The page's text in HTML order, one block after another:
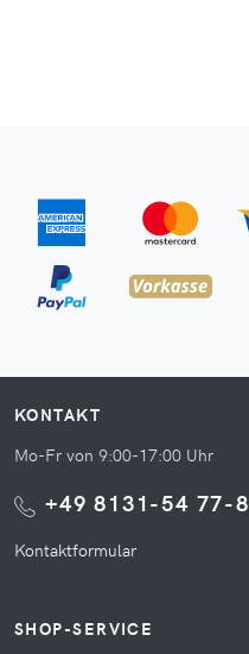
KONTAKT
Mo-Fr von 9:00-17:00 Uhr
+49 8131-54 77-8
Kontaktformular
SHOP-SERVICE